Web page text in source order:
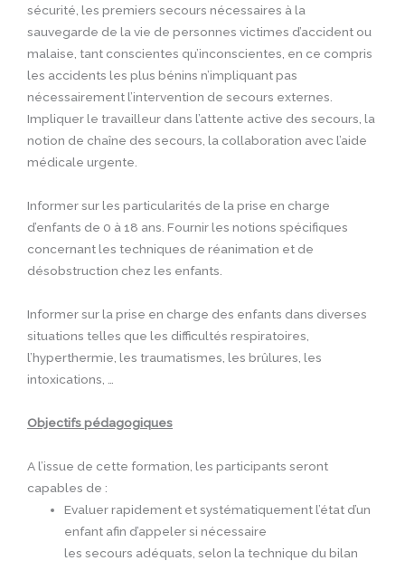
sécurité, les premiers secours nécessaires à la
sauvegarde de la vie de personnes victimes d’accident ou
malaise, tant conscientes qu’inconscientes, en ce compris
les accidents les plus bénins n’impliquant pas
nécessairement l’intervention de secours externes.
Impliquer le travailleur dans l’attente active des secours, la
notion de chaîne des secours, la collaboration avec l’aide
médicale urgente.
Informer sur les particularités de la prise en charge
d’enfants de 0 à 18 ans. Fournir les notions spécifiques
concernant les techniques de réanimation et de
désobstruction chez les enfants.
Informer sur la prise en charge des enfants dans diverses
situations telles que les difficultés respiratoires,
l’hyperthermie, les traumatismes, les brûlures, les
intoxications, …
Objectifs pédagogiques
A l’issue de cette formation, les participants seront
capables de :
Evaluer rapidement et systématiquement l’état d’un
enfant afin d’appeler si nécessaire
les secours adéquats, selon la technique du bilan